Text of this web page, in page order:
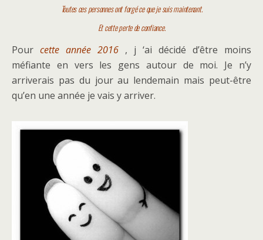
Toutes ces personnes ont forgé ce que je suis maintenant.
Et cette perte de confiance.
Pour cette année 2016 , j ‘ai décidé d’être moins
méfiante en vers les gens autour de moi. Je n’y
arriverais pas du jour au lendemain mais peut-être
qu’en une année je vais y arriver.